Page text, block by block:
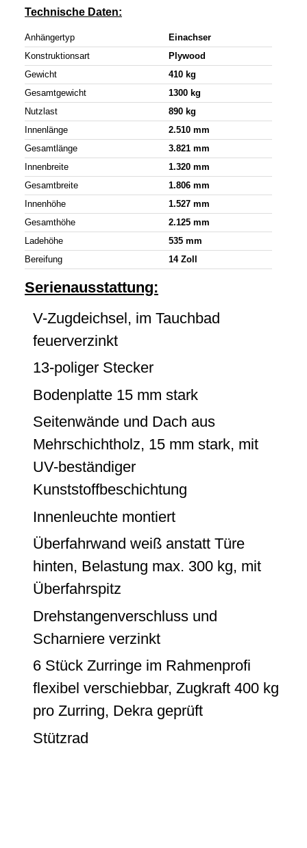
Technische Daten:
Anhängertyp
Einachser
Konstruktionsart
Plywood
Gewicht
410 kg
Gesamtgewicht
1300 kg
Nutzlast
890 kg
Innenlänge
2.510 mm
Gesamtlänge
3.821 mm
Innenbreite
1.320 mm
Gesamtbreite
1.806 mm
Innenhöhe
1.527 mm
Gesamthöhe
2.125 mm
Ladehöhe
535 mm
Bereifung
14 Zoll
Serienausstattung:
V-Zugdeichsel, im Tauchbad
feuerverzinkt
13-poliger Stecker
Bodenplatte 15 mm stark
Seitenwände und Dach aus
Mehrschichtholz, 15 mm stark, mit
UV-beständiger
Kunststoffbeschichtung
Innenleuchte montiert
Überfahrwand weiß anstatt Türe
hinten, Belastung max. 300 kg, mit
Überfahrspitz
Drehstangenverschluss und
Scharniere verzinkt
6 Stück Zurringe im Rahmenprofi
flexibel verschiebbar, Zugkraft 400 kg
pro Zurring, Dekra geprüft
Stützrad